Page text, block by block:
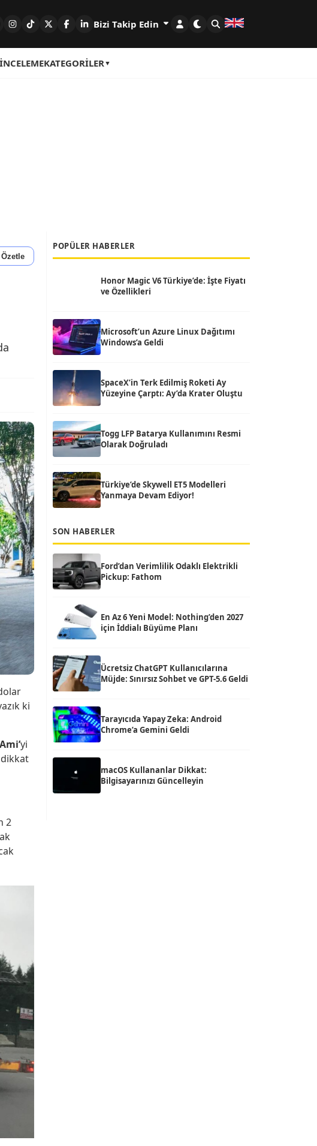
Bizi Takip Edin
İNCELEMEKATEGORILER
ki
Ami’yi
dikkat
2
POPÜLER HABERLER
Honor Magic V6 Türkiye’de: İşte Fiyatı
ve Özellikleri
Microsoft’un Azure Linux Dağıtımı
Windows’a Geldi
SpaceX’in Terk Edilmiş Roketi Ay
Yüzeyine Çarptı: Ay’da Krater Oluştu
Togg LFP Batarya Kullanımını Resmi
Olarak Doğruladı
Türkiye’de Skywell ET5 Modelleri
Yanmaya Devam Ediyor!
SON HABERLER
Ford’dan Verimlilik Odaklı Elektrikli
Pickup: Fathom
En Az 6 Yeni Model: Nothing’den 2027
için İddialı Büyüme Planı
Ücretsiz ChatGPT Kullanıcılarına
Müjde: Sınırsız Sohbet ve GPT-5.6 Geldi
Tarayıcıda Yapay Zeka: Android
Chrome’a Gemini Geldi
macOS Kullananlar Dikkat:
Bilgisayarınızı Güncelleyin